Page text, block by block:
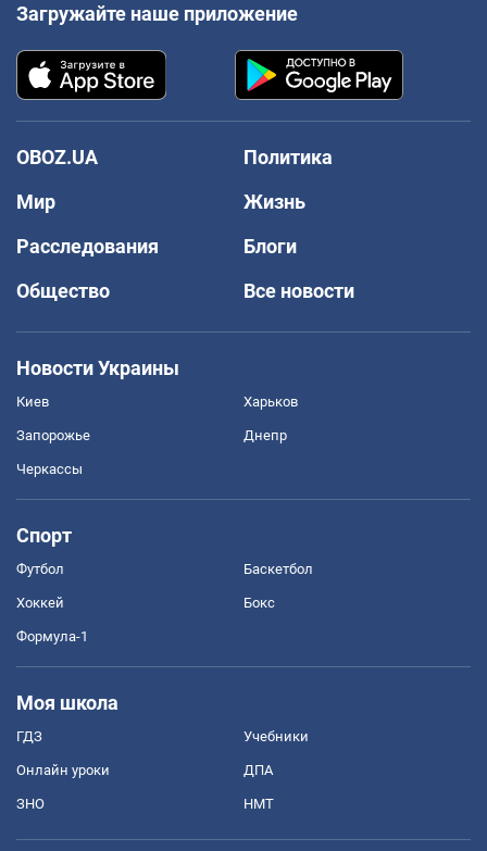
Загружайте наше приложение
OBOZ.UA
Политика
Мир
Жизнь
Расследования
Блоги
Общество
Все новости
Новости Украины
Киев Харьков
Запорожье Днепр
Черкассы
Спорт
Футбол Баскетбол
Хоккей Бокс
Формула-1
Моя школа
ГДЗ Учебники
Онлайн уроки ДПА
ЗНО НМТ